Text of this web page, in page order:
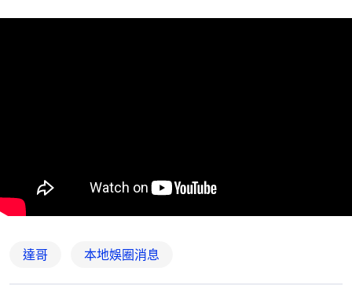
達哥 本地娛圈消息